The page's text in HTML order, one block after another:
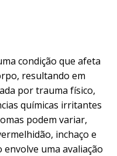
condição que afeta
resultando em
por trauma físico,
químicas irritantes
podem variar,
inchaço e
uma avaliação